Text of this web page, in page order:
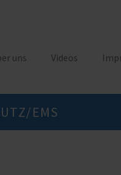
uns Videos
EMS